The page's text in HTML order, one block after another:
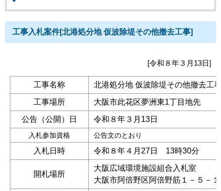
工事入札案件[北港処分地 仮波除堤その他撤去工事]
[令和８年３月13日]
工事名称 北港処分地 仮波除堤その他撤去工
工事場所 大阪市此花区夢洲東1丁目地先
公告（公開）日 令和８年３月13日
入札参加資格 公告文のとおり
入札日時 令和８年４月27日 13時30分
開札場所
大阪広域環境施設組合入札室
大阪市阿倍野区阿倍野筋１－５－